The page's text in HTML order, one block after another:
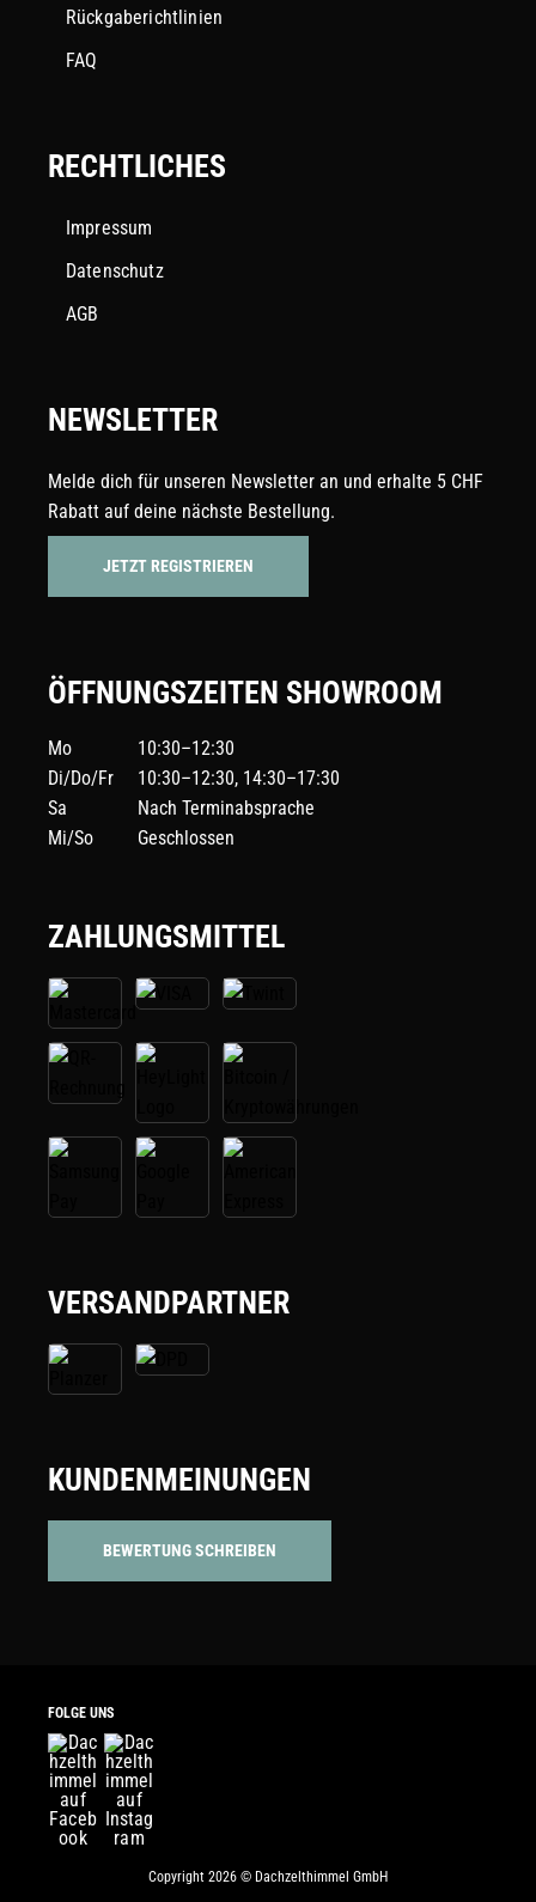
Rückgaberichtlinien
FAQ
RECHTLICHES
Impressum
Datenschutz
AGB
NEWSLETTER
Melde dich für unseren Newsletter an und erhalte 5 CHF
Rabatt auf deine nächste Bestellung.
JETZT REGISTRIEREN
ÖFFNUNGSZEITEN SHOWROOM
Mo
10:30–12:30
Di/Do/Fr
10:30–12:30, 14:30–17:30
Sa
Nach Terminabsprache
Mi/So
Geschlossen
ZAHLUNGSMITTEL
VERSANDPARTNER
KUNDENMEINUNGEN
BEWERTUNG SCHREIBEN
FOLGE UNS
Copyright 2026 © Dachzelthimmel GmbH